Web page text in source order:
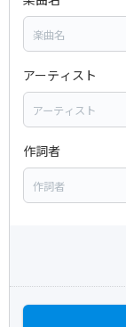
アーティスト
作詞者